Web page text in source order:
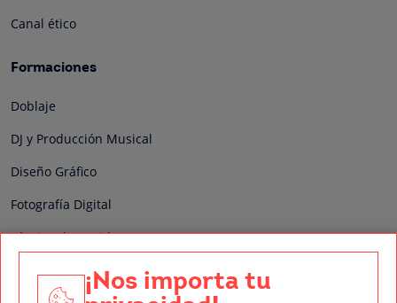
Canal ético
Formaciones
Doblaje
DJ y Producción Musical
Diseño Gráfico
Fotografía Digital
Técnico de Sonido
Edición y Postproducción de Vídeo
¡Nos importa tu